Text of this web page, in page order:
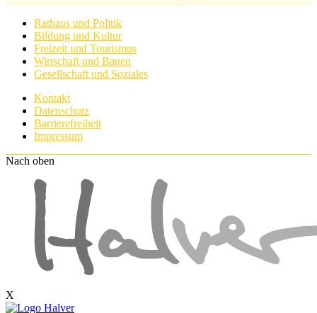
Rathaus und Politik
Bildung und Kultur
Freizeit und Tourismus
Wirtschaft und Bauen
Gesellschaft und Soziales
Kontakt
Datenschutz
Barrierefreiheit
Impressum
Nach oben
X